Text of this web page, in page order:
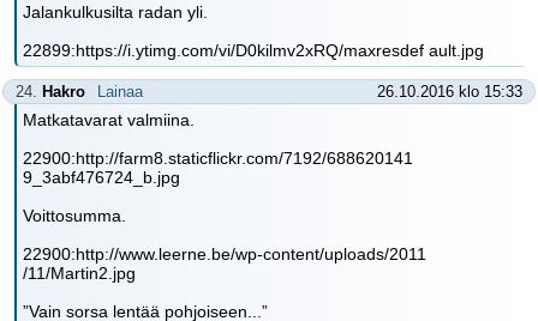
Jalankulkusilta radan yli.
22899:https://i.ytimg.com/vi/D0kilmv2xRQ/maxresdef ault.jpg
24. Hakro Lainaa 26.10.2016 klo 15:33
Matkatavarat valmiina.
22900:http://farm8.staticflickr.com/7192/688620141
9_3abf476724_b.jpg
Voittosumma.
22900:http://www.leerne.be/wp-content/uploads/2011
/11/Martin2.jpg
”Vain sorsa lentää pohjoiseen...”